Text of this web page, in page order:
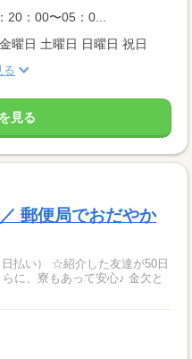
20：00〜05：0...
曜日 土曜日 日曜日 祝日
る
見る
郵便局でおだやか
払い） ☆紹介した友達が50日
寮もあって安心♪ 金欠と